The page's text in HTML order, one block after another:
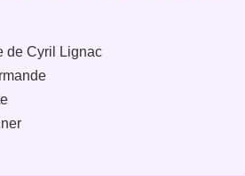
de Cyril Lignac